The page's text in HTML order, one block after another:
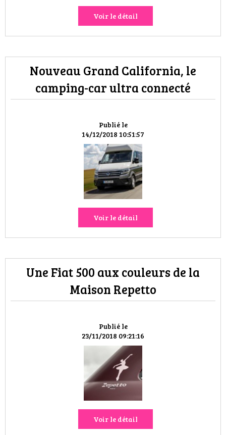
Voir le détail
Publié le
14/12/2018 10:51:57
Nouveau Grand California, le
camping-car ultra connecté
Voir le détail
Publié le
23/11/2018 09:21:16
Une Fiat 500 aux couleurs de la
Maison Repetto
Voir le détail